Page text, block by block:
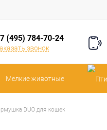
(495) 784-70-24
звонок
Мелкие животные
DUO для кошек